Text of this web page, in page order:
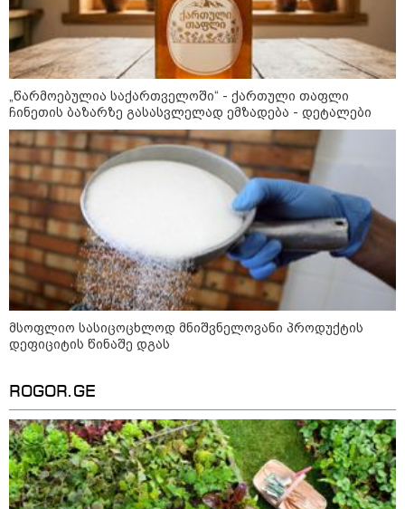
ოლქში მდებარე საწყობში
ხანძარია
14 გარდაცვლილი, 22
დაშავებული, მასშტაბური
ხანძარი - რუსეთმა კიევზე
იერიში ბალისტიკური
რაკეტებით მიიტანა
14:13 / 04-08-2026
მორიგი თავდასხმა რუსეთში,
ნავთობგადამამუშავებელ
ქარხანაზე - რა დეტალებია
ცნობილი
კატეგორიის ყველა სიახლე
„წარმოებულია საქართველოში“ - ქართული თაფლი
ჩინეთის ბაზარზე გასასვლელად ემზადება - დეტალები
მსოფლიო სასიცოცხლოდ მნიშვნელოვანი პროდუქტის
დეფიციტის წინაშე დგას
ROGOR.GE